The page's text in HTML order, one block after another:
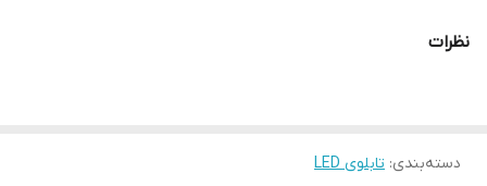
روی شیشه این تابلو می تواند در هر موقعیتی که لازم باشد آویز شود و
نداشته باشیم. با شدت نور بالا این تابلو روز دید است و بر خلاف نمونه
نظرات
دسته‌بندی: تابلوی LED